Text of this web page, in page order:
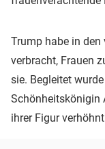
Trump habe in
verbracht, Frauen
sie. Begleitet
Schönheitskönigin
ihrer Figur